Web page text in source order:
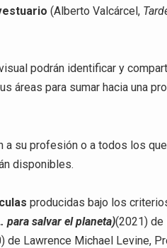
(Alberto Valcárcel,
podrán identificar y
áreas para sumar hacia una
su profesión o a todos los
disponibles.
producidas bajo los
para salvar el planeta)(2021) de
de Lawrence Michael Levine,